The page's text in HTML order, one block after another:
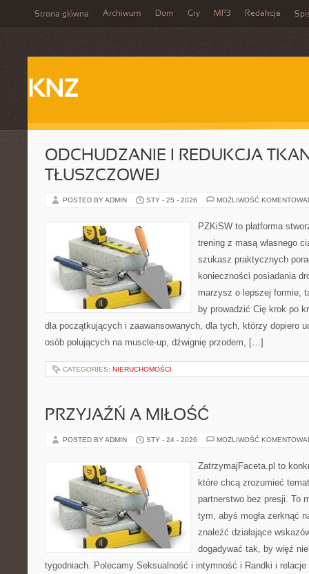
Strona główna Archiwum Dom Gry MP3 Redakcja
KNZ
ODCHUDZANIE I REDUKCJA
TŁUSZCZOWEJ
POSTED BY ADMIN STY - 25 - 2026 MOŻLIWOŚĆ
PZKiSW to platforma
trening z masą własnego
szukasz praktycznych
konieczności posiadania
marzysz o lepszej formie,
by prowadzić Cię krok po
dla początkujących i zaawansowanych, dla tych, którzy dopiero
osób polujących na muscle-up, dźwignię przodem, […]
CATEGORIES: NIERUCHOMOŚCI
PRZYJAŹŃ A MIŁOŚĆ
POSTED BY ADMIN STY - 24 - 2026 MOŻLIWOŚĆ
ZatrzymajFaceta.pl to
które chcą zrozumieć
partnerstwo bez presji. To
tym, abyś mogła zerknąć
znaleźć działające
dogadywać tak, by więź
tygodniach. Polecamy Seksualność i intymność i Randki i